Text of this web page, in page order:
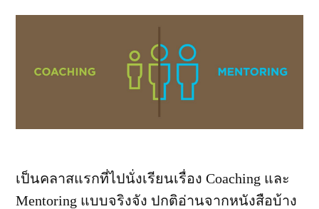
เป็นคลาสแรกที่ไปนั่งเรียนเรื่อง Coaching และ
Mentoring แบบจริงจัง ปกติอ่านจากหนังสือบ้าง